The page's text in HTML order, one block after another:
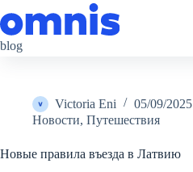
к
сути
blog
Victoria Eni
05/09/2025
Новости, Путешествия
Новые правила въезда в Латвию